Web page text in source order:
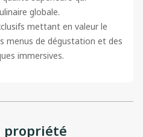
globale.
mettant en valeur le
menus de dégustation et des
immersives.
propriété